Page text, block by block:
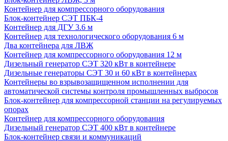
Контейнер для компрессорного оборудования
Блок-контейнер СЭТ ПБК-4
Контейнер для ДГУ 3.6 м
Контейнер для технологического оборудования 6 м
Два контейнера для ЛВЖ
Контейнер для компрессорного оборудования 12 м
Дизельный генератор СЭТ 320 кВт в контейнере
Дизельные генераторы СЭТ 30 и 60 кВт в контейнерах
Контейнеры во взрывозащищенном исполнении для
автоматической системы контроля промышленных выбросов
Блок-контейнер для компрессорной станции на регулируемых
опорах
Контейнер для компрессорного оборудования
Дизельный генератор СЭТ 400 кВт в контейнере
Блок-контейнер связи и коммуникаций